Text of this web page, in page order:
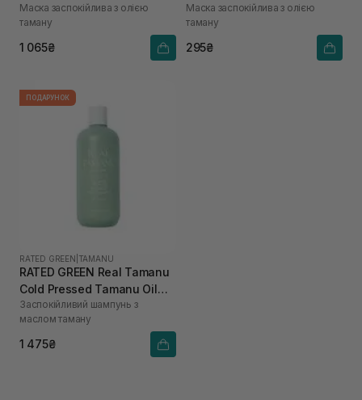
Pack 200 мл
Маска заспокійлива з олією
таману
1 065₴
Pack 50 мл
Маска заспокійлива з олією
таману
295₴
ПОДАРУНОК
RATED GREEN TAMANU
RATED GREEN Real Tamanu
Cold Pressed Tamanu Oil
Soothing Scalp Shampoo
400 мл
Заспокійливий шампунь з
маслом таману
1 475₴